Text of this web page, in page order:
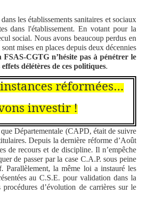
les établissements sanitaires et sociaux
dans l'établissement. En votant pour la
social. Nous avons beaucoup perdus en
mises en places depuis deux décennies
CGTG n’hésite pas à pénétrer le
délétères de ces politiques.
instances réformées…
investir !
(CAPD, était de suivre
Depuis la dernière réforme d’Août
de recours et de discipline. Il n’empêche
de passer par la case C.A.P. sous peine
Parallèlement, la même loi a instauré les
au C.S.E. pour validation dans la
d’évolution de carrières sur le